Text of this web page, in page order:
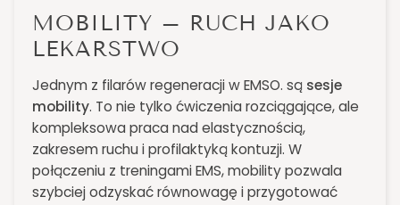
MOBILITY – RUCH JAKO
LEKARSTWO
Jednym z filarów regeneracji w EMSO. są sesje
mobility. To nie tylko ćwiczenia rozciągające, ale
kompleksowa praca nad elastycznością,
zakresem ruchu i profilaktyką kontuzji. W
połączeniu z treningami EMS, mobility pozwala
szybciej odzyskać równowagę i przygotować